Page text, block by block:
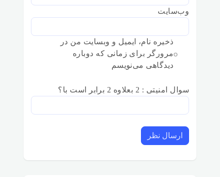
وب‌سایت
ذخیره نام، ایمیل و وبسایت من در
مرورگر برای زمانی که دوباره
دیدگاهی می‌نویسم
سوال امنیتی : 2 بعلاوه 2 برابر است با؟
ارسال نظر